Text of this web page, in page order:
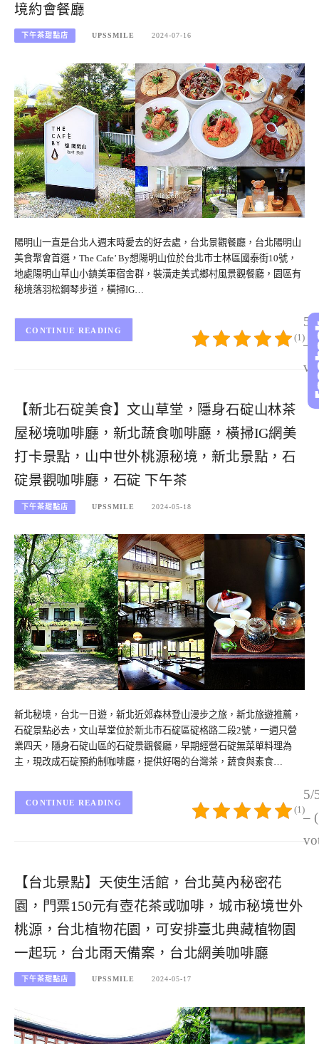
境約會餐廳
下午茶甜點店 UPSSMILE 2024-07-16
陽明山一直是台北人週末時愛去的好去處，台北景觀餐廳，台北陽明山
美食聚會首選，The Cafe’ By想陽明山位於台北市士林區國泰街10號，
地處陽明山草山小鎮美軍宿舍群，裝潢走美式鄉村風景觀餐廳，園區有
秘境落羽松鋼琴步道，橫掃IG…
5/
–
(1)
CONTINUE READING
【新北石碇美食】文山草堂，隱身石碇山林茶
屋秘境咖啡廳，新北蔬食咖啡廳，橫掃IG網美
打卡景點，山中世外桃源秘境，新北景點，石
碇景觀咖啡廳，石碇 下午茶
下午茶甜點店 UPSSMILE 2024-05-18
新北秘境，台北一日遊，新北近郊森林登山漫步之旅，新北旅遊推薦，
石碇景點必去，文山草堂位於新北市石碇區碇格路二段2號，一週只營
業四天，隱身石碇山區的石碇景觀餐廳，早期經營石碇無菜單料理為
主，現改成石碇預約制咖啡廳，提供好喝的台灣茶，蔬食與素食…
5/
–
(1)
CONTINUE READING
【台北景點】天使生活館，台北莫內秘密花
園，門票150元有壺花茶或咖啡，城市秘境世外
桃源，台北植物花園，可安排臺北典藏植物園
一起玩，台北雨天備案，台北網美咖啡廳
下午茶甜點店 UPSSMILE 2024-05-17